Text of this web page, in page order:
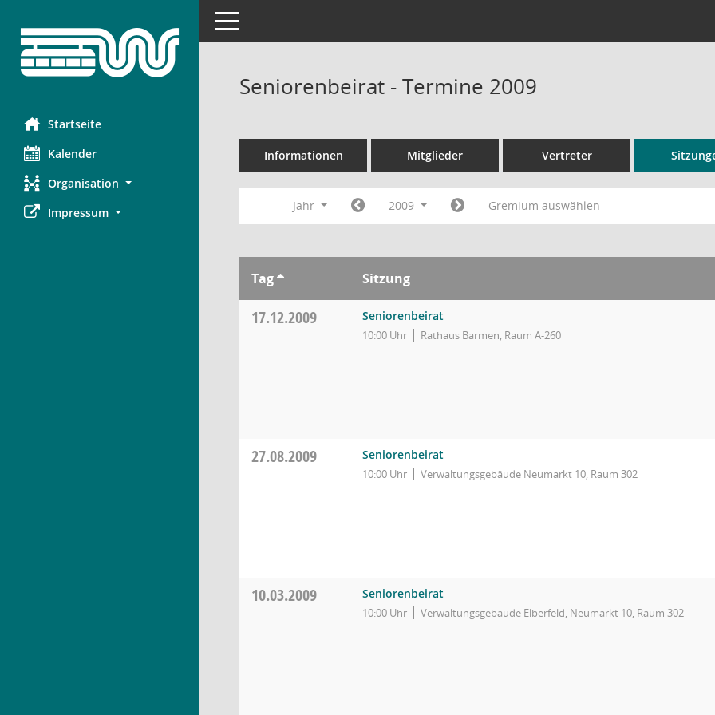
Startseite
Kalender
Organisation
Impressum
Toggle navigation
Seniorenbeirat - Termine 2009
Informationen Mitglieder Vertreter
Jahr 2009 Gremium auswählen
Tag Sitzung
17.12.2009 Seniorenbeirat
10:00 Uhr Rathaus Barmen, Raum A-260
27.08.2009 Seniorenbeirat
10:00 Uhr Verwaltungsgebäude Neumarkt 10, Raum 302
10.03.2009 Seniorenbeirat
10:00 Uhr Verwaltungsgebäude Elberfeld, Neumarkt 10, Raum 302